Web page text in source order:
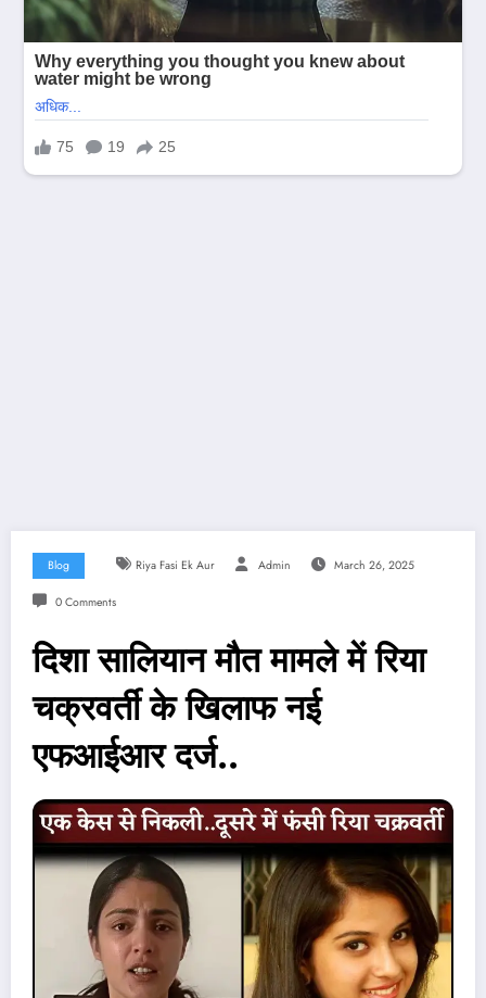
Blog Riya Fasi Ek Aur Admin March 26, 2025
0 Comments
दिशा सालियान मौत मामले में रिया
चक्रवर्ती के खिलाफ नई
एफआईआर दर्ज..